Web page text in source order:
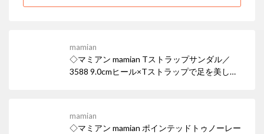
mamian
◇マミアン mamian Tストラップサンダル／
3588 9.0cmヒール×Tストラップで足を美し
エアトゥでトレンド感も忘れずに。
mamian
◇マミアン mamian ポインテッドトゥノーレー